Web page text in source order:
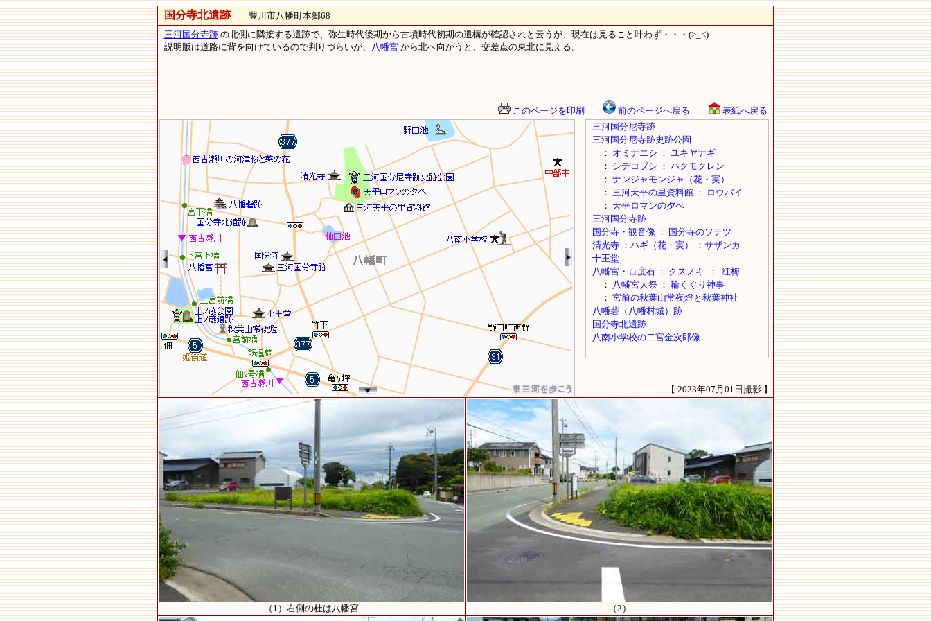
国分寺北遺跡豊川市八幡町本郷68
三河国分寺跡の北側に隣接する遺跡で、弥生時代後期から古墳時代初期の遺構が確認されと云うが、現在は見ること叶わず・・・(>_<)
説明版は道路に背を向けているので判りづらいが、 八幡宮から北へ向かうと、交差点の東北に見える。
このページを印刷 前のページへ戻る 表紙へ戻る
【 2023年07月01日撮影 】
（1）右側の杜は八幡宮 （2）